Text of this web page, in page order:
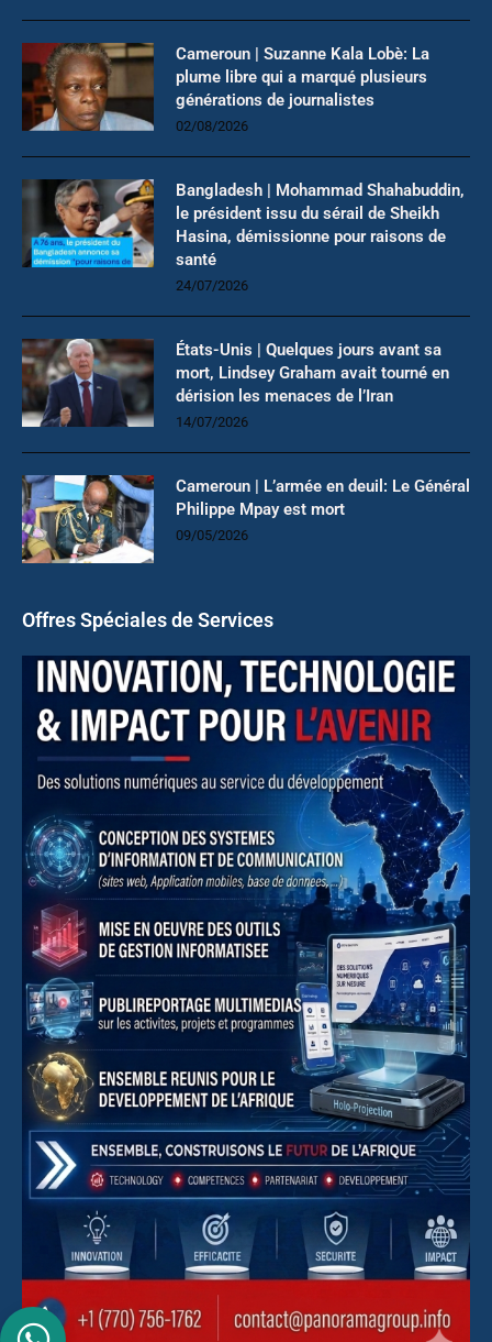
Cameroun | Suzanne Kala Lobè: La
plume libre qui a marqué plusieurs
générations de journalistes
02/08/2026
Bangladesh | Mohammad Shahabuddin,
le président issu du sérail de Sheikh
Hasina, démissionne pour raisons de
santé
24/07/2026
États-Unis | Quelques jours avant sa
mort, Lindsey Graham avait tourné en
dérision les menaces de l’Iran
14/07/2026
Cameroun | L’armée en deuil: Le Général
Philippe Mpay est mort
09/05/2026
Offres Spéciales de Services